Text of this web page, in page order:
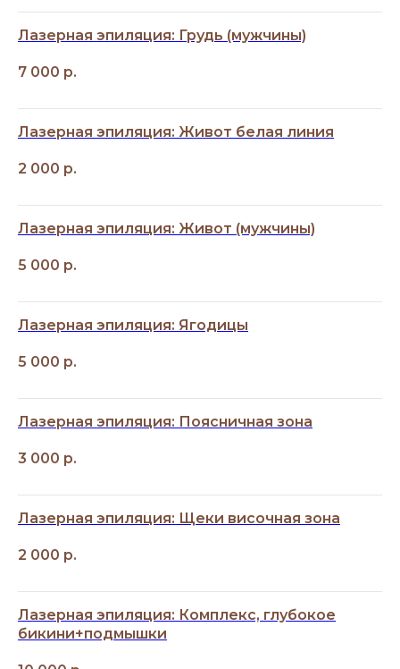
Лазерная эпиляция: Грудь (мужчины)
7 000 р.
Лазерная эпиляция: Живот белая линия
2 000 р.
Лазерная эпиляция: Живот (мужчины)
5 000 р.
Лазерная эпиляция: Ягодицы
5 000 р.
Лазерная эпиляция: Поясничная зона
3 000 р.
Лазерная эпиляция: Щеки височная зона
2 000 р.
Лазерная эпиляция: Комплекс, глубокое
бикини+подмышки